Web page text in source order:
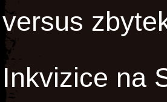
versus
Inkvizice na